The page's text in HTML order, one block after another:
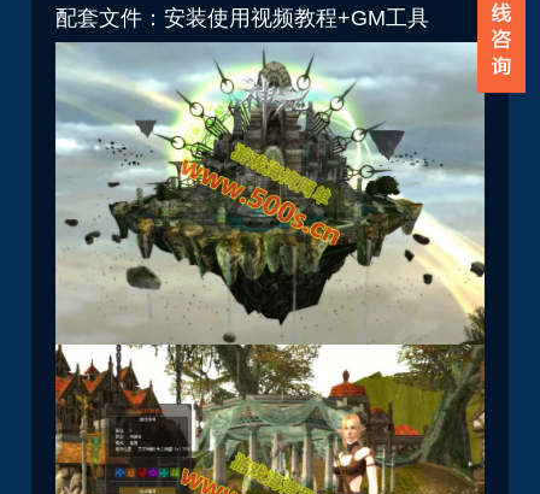
配套文件：安装使用视频教程+GM工具